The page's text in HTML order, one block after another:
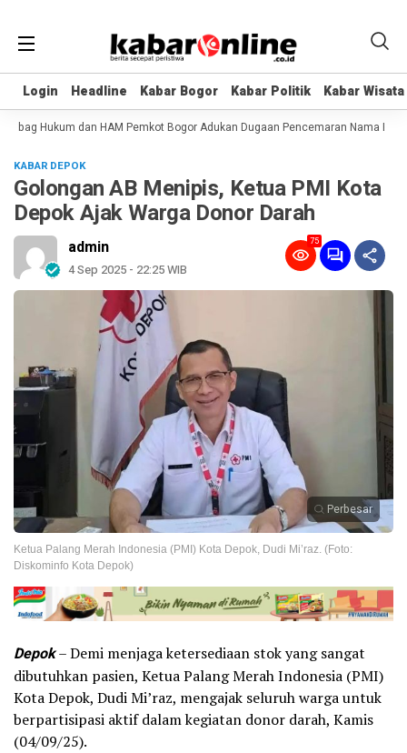
Login Headline Kabar Bogor Kabar Politik Kabar Wisata
Login Headline Kabar Bogor Kabar Politik Kabar Wisata
Hukum dan HAM Pemkot Bogor Adukan Dugaan Pencemaran Nama Baik
KABAR DEPOK
Golongan AB Menipis, Ketua PMI Kota
Depok Ajak Warga Donor Darah
admin
4 Sep 2025 - 22:25 WIB
75
Perbesar
Ketua Palang Merah Indonesia (PMI) Kota Depok, Dudi Mi’raz. (Foto:
Diskominfo Kota Depok)
Depok– Demi menjaga ketersediaan stok yang sangat
dibutuhkan pasien, Ketua Palang Merah Indonesia (PMI)
Kota Depok, Dudi Mi’raz, mengajak seluruh warga untuk
berpartisipasi aktif dalam kegiatan donor darah, Kamis
(04/09/25).